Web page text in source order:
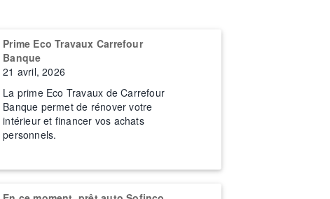
Prime Eco Travaux Carrefour
Banque
21 avril, 2026
La prime Eco Travaux de Carrefour
Banque permet de rénover votre
intérieur et financer vos achats
personnels.